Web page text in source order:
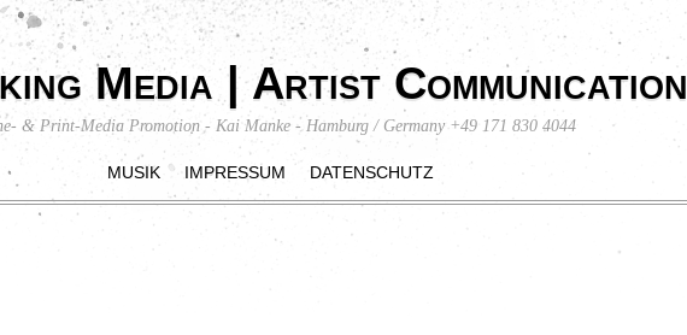
Media | Artist Communication
& Print-Media Promotion - Kai Manke - Hamburg / Germany +49 171 830 4044
MUSIK IMPRESSUM DATENSCHUTZ